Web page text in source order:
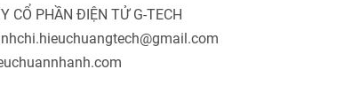
CỔ PHẦN ĐIỆN TỬ G-TECH